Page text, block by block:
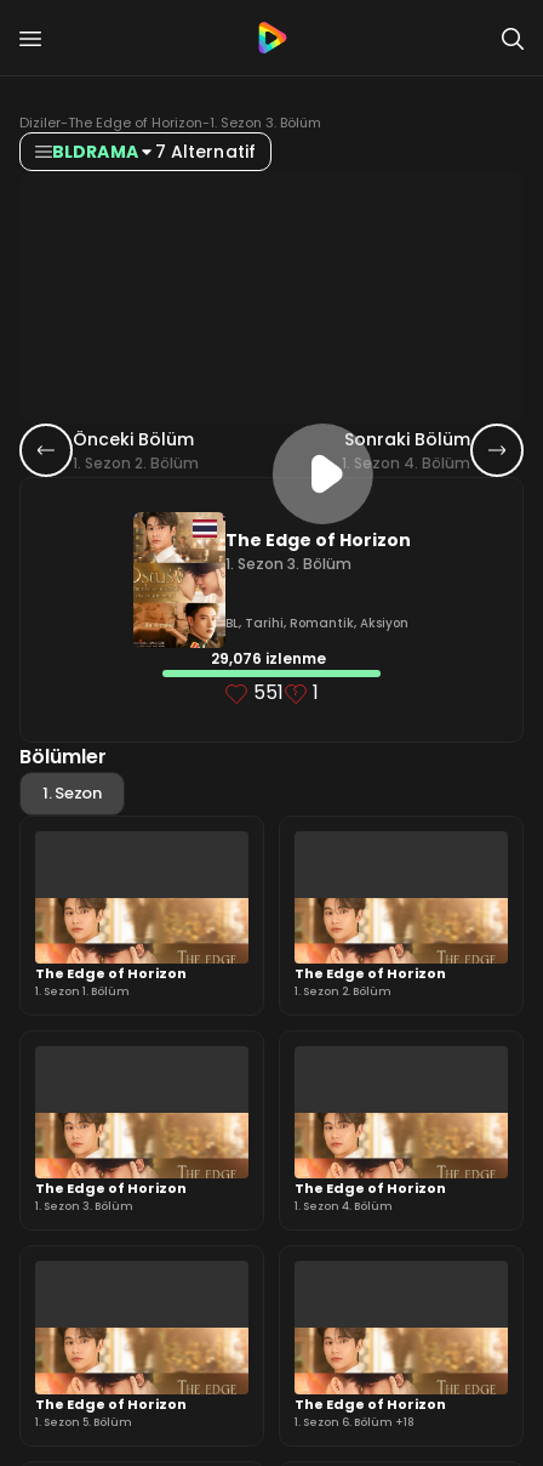
Diziler-The Edge of Horizon-1. Sezon 3. Bölüm
BLDRAMA 7 Alternatif
Önceki Bölüm
1. Sezon 2. Bölüm
Sonraki Bölüm
1. Sezon 4. Bölüm
The Edge of Horizon
1. Sezon 3. Bölüm
BL, Tarihi, Romantik, Aksiyon
29,076 izlenme
551 1
Bölümler
1. Sezon
The Edge of Horizon
1. Sezon 1. Bölüm
The Edge of Horizon
1. Sezon 2. Bölüm
The Edge of Horizon
1. Sezon 3. Bölüm
The Edge of Horizon
1. Sezon 4. Bölüm
The Edge of Horizon
1. Sezon 5. Bölüm
The Edge of Horizon
1. Sezon 6. Bölüm +18